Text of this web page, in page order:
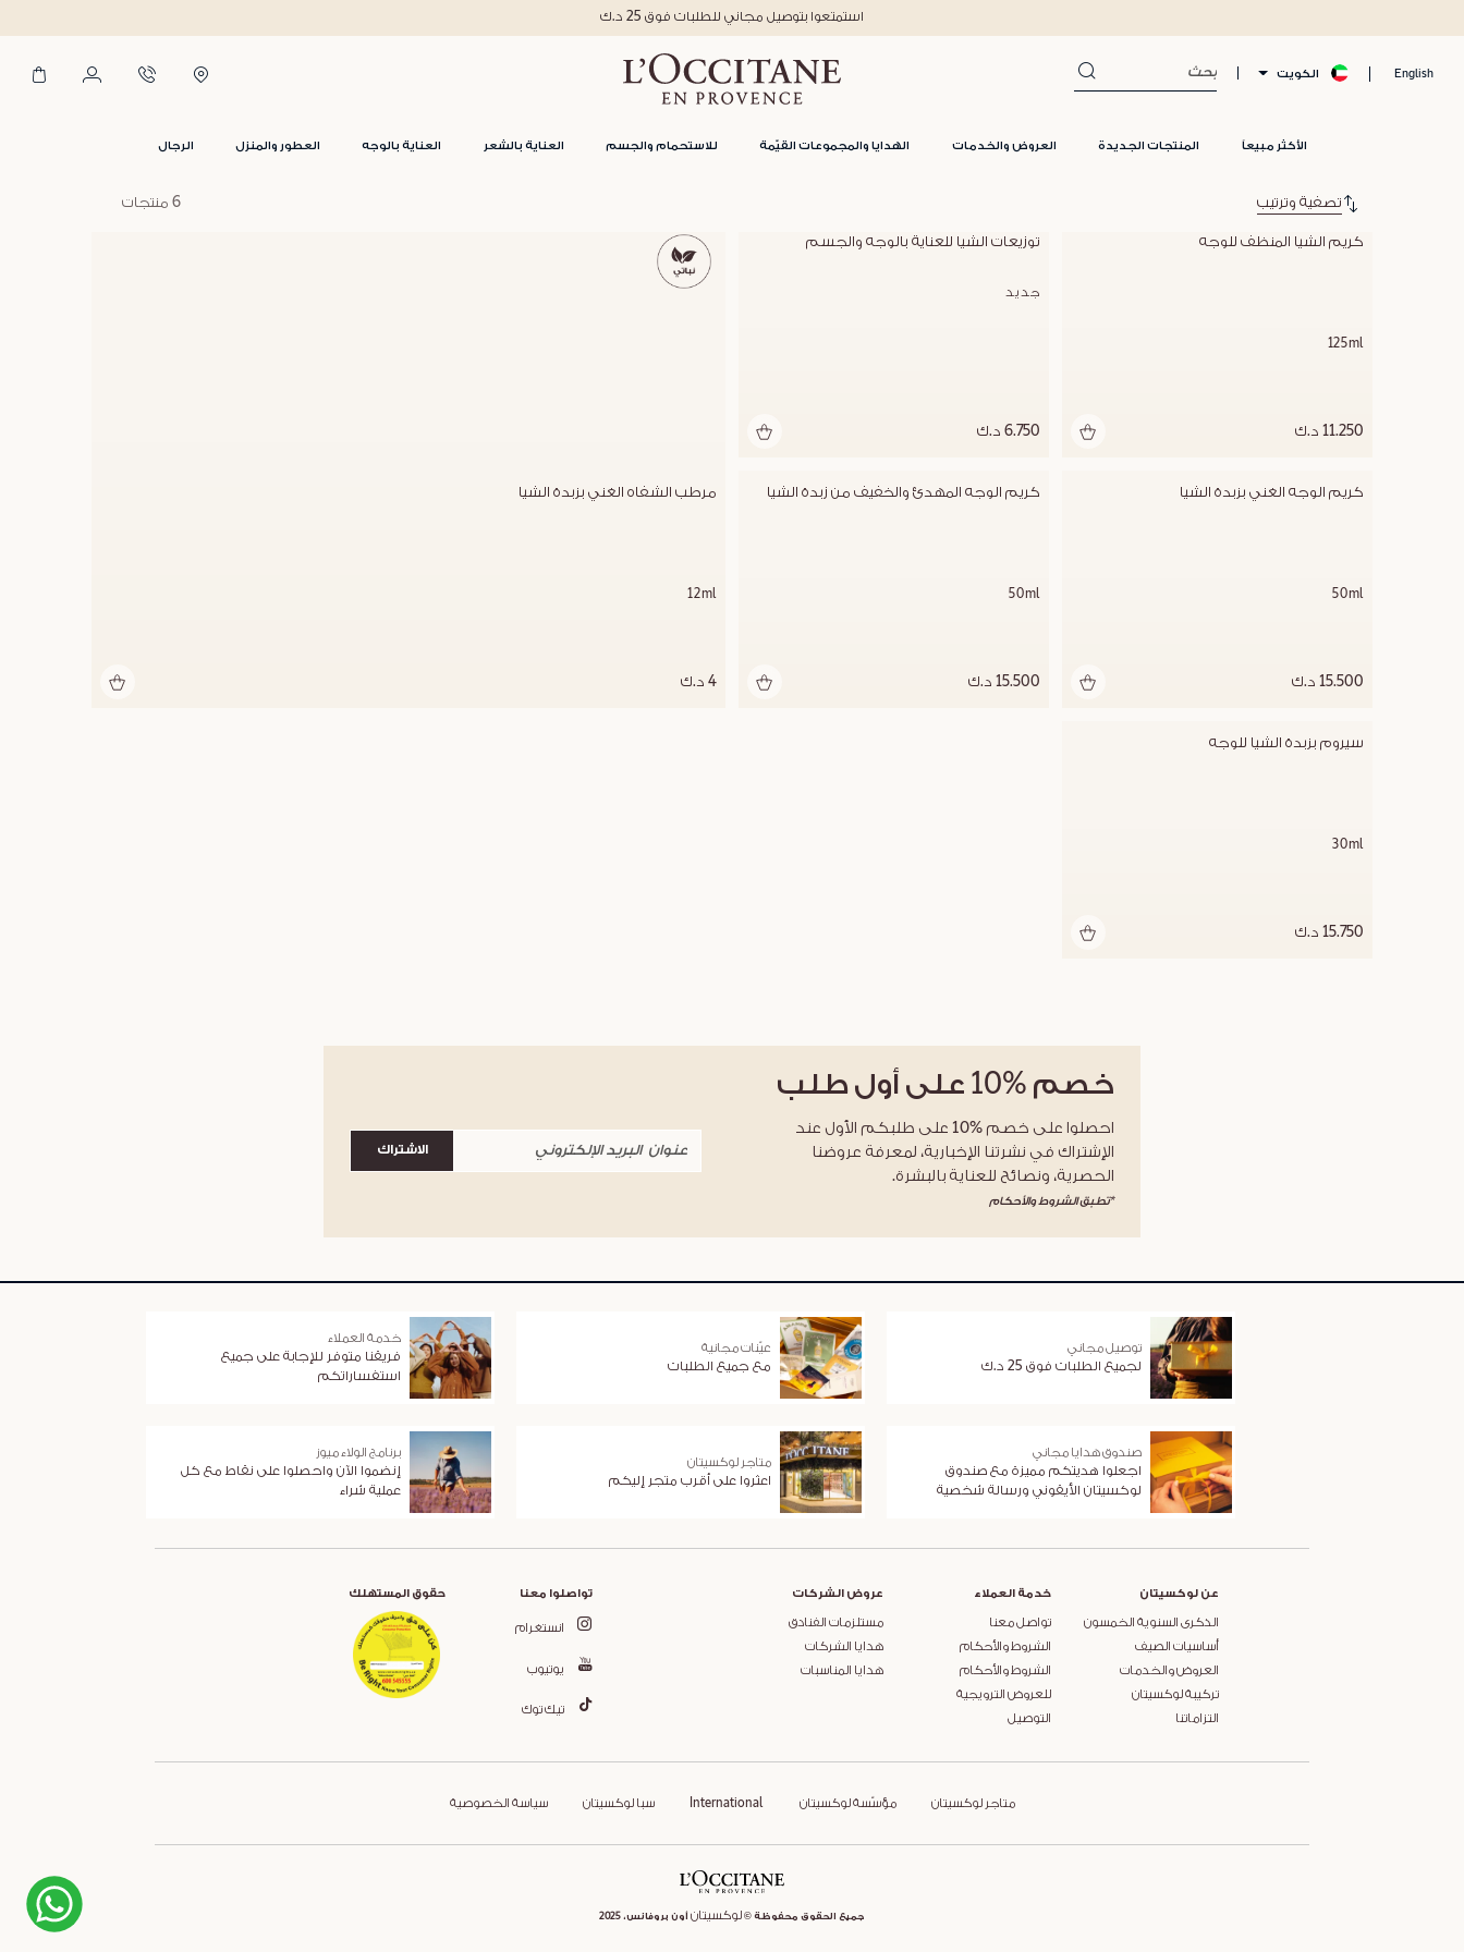
English الكويت
الأكثر مبيعاً المنتجات الجديدة العروض والخدمات الهدايا والمجموعات القيّمة للاستحمام والجسم العناية بالشعر العناية بالوجه العطور والمنزل الرجال
استمتعوا بتوصيل مجاني للطلبات فوق 25 د.ك
تصفية وترتيب 6 منتجات
كريم الشيا المنظف للوجه
125ml
11.250 د.ك
توزيعات الشيا للعناية بالوجه والجسم
جديد
6.750 د.ك
كريم الوجه الغني بزبدة الشيا
50ml
15.500 د.ك
كريم الوجه المهدئ والخفيف من زبدة الشيا
50ml
15.500 د.ك
مرطب الشفاه الغني بزبدة الشيا
12ml
4 د.ك
سيروم بزبدة الشيا للوجه
30ml
15.750 د.ك
خصم %10 على أول طلب
احصلوا على خصم %10 على طلبكم الأول عند
الإشتراك في نشرتنا الإخبارية، لمعرفة عروضنا
الحصرية، ونصائح للعناية بالبشرة.
*تطبق الشروط والأحكام
الاشتراك
توصيل مجاني
لجميع الطلبات فوق 25 د.ك
عيّنات مجانية
مع جميع الطلبات
خدمة العملاء
فريقنا متوفر للإجابة على جميع
استفساراتكم
صندوق هدايا مجاني
اجعلوا هديتكم مميزة مع صندوق
لوكسيتان الأيقوني ورسالة شخصية
متاجر لوكسيتان
اعثروا على أقرب متجر إليكم
برنامج الولاء ميوز
إنضموا الآن واحصلوا على نقاط مع كل
عملية شراء
عن لوكسيتان
الذكرى السنوية الخمسون
أساسيات الصيف
العروض والخدمات
تركيبة لوكسيتان
التزاماتنا
خدمة العملاء
تواصل معنا
الشروط والأحكام
الشروط والأحكام
للعروض الترويجية
التوصيل
عروض الشركات
مستلزمات الفنادق
هدايا الشركات
هدايا المناسبات
تواصلوا معنا
انستغرام
يوتيوب
تيك توك
حقوق المستهلك
متاجر لوكسيتان مؤسّسة لوكسيتان International سبا لوكسيتان سياسة الخصوصية
جميع الحقوق محفوظة © لوكسيتان أون بروفانس، 2025